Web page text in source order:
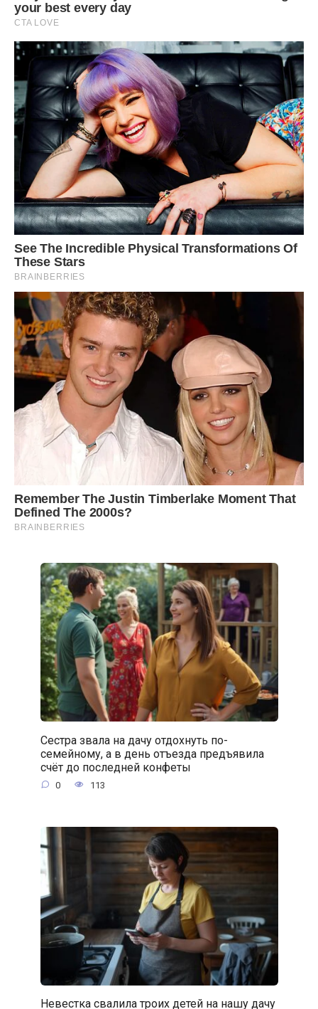
Сестра звала на дачу отдохнуть по-
семейному, а в день отъезда предъявила
счёт до последней конфеты
0 113
Невестка свалила троих детей на нашу дачу